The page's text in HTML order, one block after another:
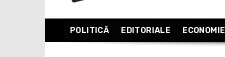
POLITICĂ EDITORIALE ECONOMIE